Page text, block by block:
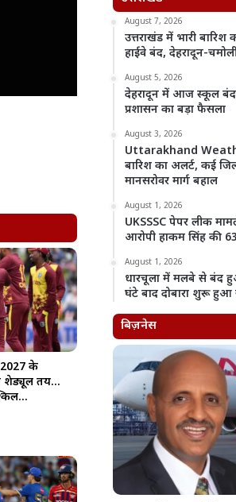
के
शेड्यूल तय…
August 7, 2026
उत्तराखंड में भारी बारिश
हाईवे बंद, देहरादून-
August 5, 2026
देहरादून में आज स्कूल बंद,
प्रशासन का बड़ा फैसला
August 3, 2026
Uttarakhand
बारिश का अलर्ट, कई
मानसरोवर मार्ग बहाल
August 1, 2026
UKSSSC पेपर लीक
आरोपी हाकम सिंह की
August 1, 2026
धारचूला में मलबे से बंद
घंटे बाद दोबारा शुरू
बिज़नेस